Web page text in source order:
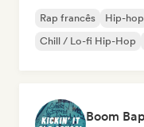
Rap francês Hip-hop
Chill / Lo-fi Hip-Hop